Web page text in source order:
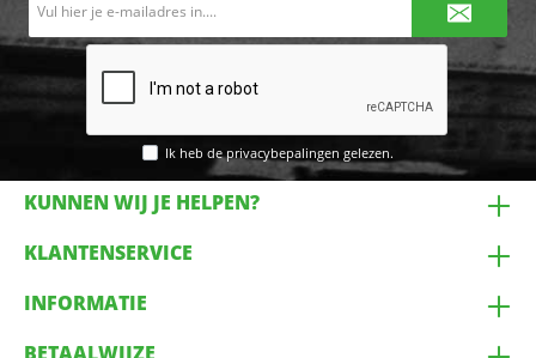
Ik heb deprivacybepalingen gelezen.
KUNNEN WIJ JE HELPEN?
KLANTENSERVICE
INFORMATIE